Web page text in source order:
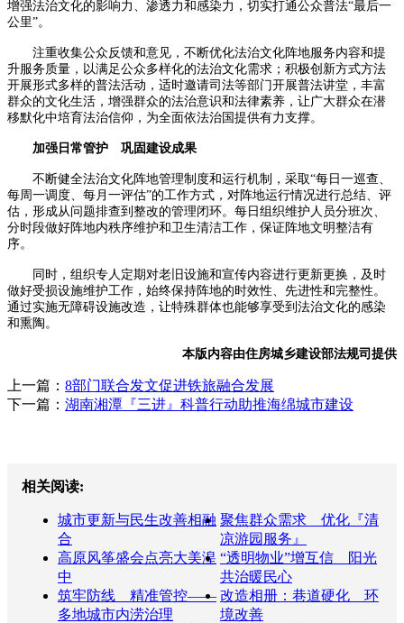
增强法治文化的影响力、渗透力和感染力，切实打通公众普法“最后一
公里”。
注重收集公众反馈和意见，不断优化法治文化阵地服务内容和提
升服务质量，以满足公众多样化的法治文化需求；积极创新方式方法
开展形式多样的普法活动，适时邀请司法等部门开展普法讲堂，丰富
群众的文化生活，增强群众的法治意识和法律素养，让广大群众在潜
移默化中培育法治信仰，为全面依法治国提供有力支撑。
加强日常管护 巩固建设成果
不断健全法治文化阵地管理制度和运行机制，采取“每日一巡查、
每周一调度、每月一评估”的工作方式，对阵地运行情况进行总结、评
估，形成从问题排查到整改的管理闭环。每日组织维护人员分班次、
分时段做好阵地内秩序维护和卫生清洁工作，保证阵地文明整洁有
序。
同时，组织专人定期对老旧设施和宣传内容进行更新更换，及时
做好受损设施维护工作，始终保持阵地的时效性、先进性和完整性。
通过实施无障碍设施改造，让特殊群体也能够享受到法治文化的感染
和熏陶。
本版内容由住房城乡建设部法规司提供
上一篇： 8部门联合发文促进铁旅融合发展
下一篇： 湖南湘潭『三进』科普行动助推海绵城市建设
相关阅读:
城市更新与民生改善相融
合
聚焦群众需求 优化『清
凉游园服务』
高原风筝盛会点亮大美湟
中
“透明物业”增互信 阳光
共治暖民心
筑牢防线 精准管控——
多地城市内涝治理
改造相册：巷道硬化 环
境改善